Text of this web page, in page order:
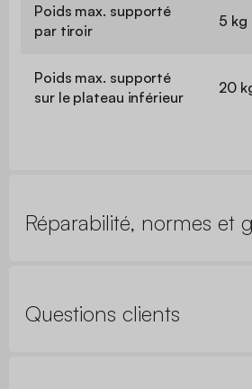
Poids max. supporté
par tiroir
5 kg
Poids max. supporté
sur le plateau inférieur
20
Réparabilité, normes et
Questions clients